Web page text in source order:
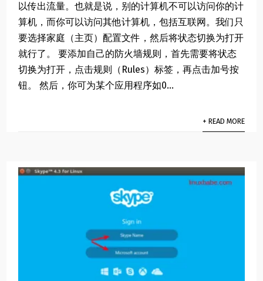
以传出流量。也就是说，别的计算机不可以访问你的计
算机，而你可以访问其他计算机，包括互联网。我们只
要选择家庭（主页）配置文件，然后将状态切换为打开
就行了。 要添加自己的防火墙规则，首先需要将状态
切换为打开，点击规则（Rules）标签，再点击加号按
钮。 然后，你可为某个应用程序如0...
+ READ MORE